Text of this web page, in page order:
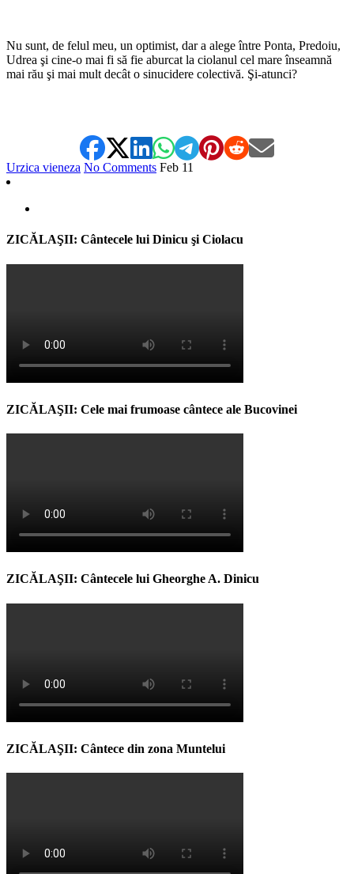
Nu sunt, de felul meu, un optimist, dar a alege între Ponta, Predoiu,
Udrea şi cine-o mai fi să fie aburcat la ciolanul cel mare înseamnă
mai rău şi mai mult decât o sinucidere colectivă. Şi-atunci?
Urzica vieneza No Comments Feb 11
ZICĂLAŞII: Cântecele lui Dinicu şi Ciolacu
ZICĂLAŞII: Cele mai frumoase cântece ale Bucovinei
ZICĂLAŞII: Cântecele lui Gheorghe A. Dinicu
ZICĂLAŞII: Cântece din zona Muntelui